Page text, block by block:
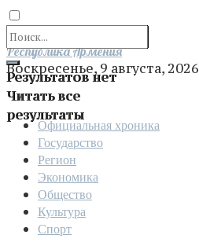
Результатов нет
Читать все
результаты
Отправить
Республика Армения
Воскресенье, 9 августа, 2026
Официальная хроника
Государство
Регион
Экономика
Общество
Культура
Спорт